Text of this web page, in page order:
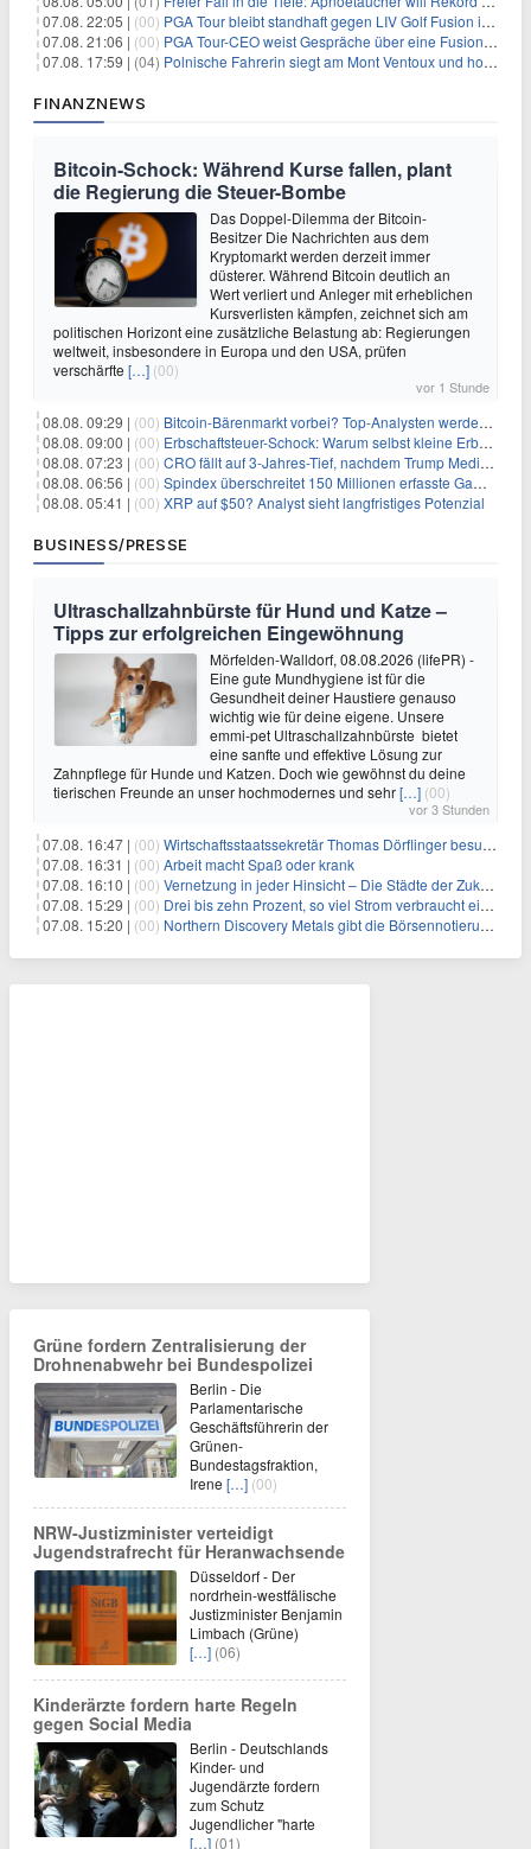
07.08. 22:05 | (00) PGA Tour bleibt standhaft gegen LIV Golf Fusion in einem sich wandelnden Sportumfeld
07.08. 21:06 | (00) PGA Tour-CEO weist Gespräche über eine Fusion mit LIV Golf zurück und bekräftigt die Wettbewerbslandschaft
07.08. 17:59 | (04) Polnische Fahrerin siegt am Mont Ventoux und holt Tour-Gelb
FINANZNEWS
Bitcoin-Schock: Während Kurse fallen, plant
die Regierung die Steuer-Bombe
Das Doppel-Dilemma der Bitcoin-
Besitzer Die Nachrichten aus dem
Kryptomarkt werden derzeit immer
düsterer. Während Bitcoin deutlich an
Wert verliert und Anleger mit erheblichen
Kursverlisten kämpfen, zeichnet sich am
politischen Horizont eine zusätzliche Belastung ab: Regierungen
weltweit, insbesondere in Europa und den USA, prüfen
verschärfte […] (00)
vor 1 Stunde
08.08. 09:29 | (00) Bitcoin-Bärenmarkt vorbei? Top-Analysten werden optimistisch, aber die Geschichte sagt etwas anderes
08.08. 09:00 | (00) Erbschaftsteuer-Schock: Warum selbst kleine Erbschaften den Fiskus Millionen kosten
08.08. 07:23 | (00) CRO fällt auf 3-Jahres-Tief, nachdem Trump Media zwei große Crypto.com-Deals storniert
08.08. 06:56 | (00) Spindex überschreitet 150 Millionen erfasste Gaming-Ereignisse in Echtzeit-Datenpipeline
08.08. 05:41 | (00) XRP auf $50? Analyst sieht langfristiges Potenzial
BUSINESS/PRESSE
Ultraschallzahnbürste für Hund und Katze –
Tipps zur erfolgreichen Eingewöhnung
Mörfelden-Walldorf, 08.08.2026 (lifePR) -
Eine gute Mundhygiene ist für die
Gesundheit deiner Haustiere genauso
wichtig wie für deine eigene. Unsere
emmi-pet Ultraschallzahnbürste bietet
eine sanfte und effektive Lösung zur
Zahnpflege für Hunde und Katzen. Doch wie gewöhnst du deine
tierischen Freunde an unser hochmodernes und sehr[…] (00)
vor 3 Stunden
07.08. 16:47 | (00) Wirtschaftsstaatssekretär Thomas Dörflinger besucht Handwerksbetrieb im Kammerbezirk Freiburg
07.08. 16:31 | (00) Arbeit macht Spaß oder krank
07.08. 16:10 | (00) Vernetzung in jeder Hinsicht – Die Städte der Zukunft sind grün-blau
07.08. 15:29 | (00) Drei bis zehn Prozent, so viel Strom verbraucht ein Aufzug im Gebäude
07.08. 15:20 | (00) Northern Discovery Metals gibt die Börsennotierung an der Frankfurter Wertpapierbörse bekannt
Grüne fordern Zentralisierung der
Drohnenabwehr bei Bundespolizei
Berlin - Die
Parlamentarische
Geschäftsführerin der
Grünen-
Bundestagsfraktion,
Irene […] (00)
NRW-Justizminister verteidigt
Jugendstrafrecht für Heranwachsende
Düsseldorf - Der
nordrhein-westfälische
Justizminister Benjamin
Limbach (Grüne)
[…] (06)
Kinderärzte fordern harte Regeln
gegen Social Media
Berlin - Deutschlands
Kinder- und
Jugendärzte fordern
zum Schutz
Jugendlicher "harte
[…] (01)